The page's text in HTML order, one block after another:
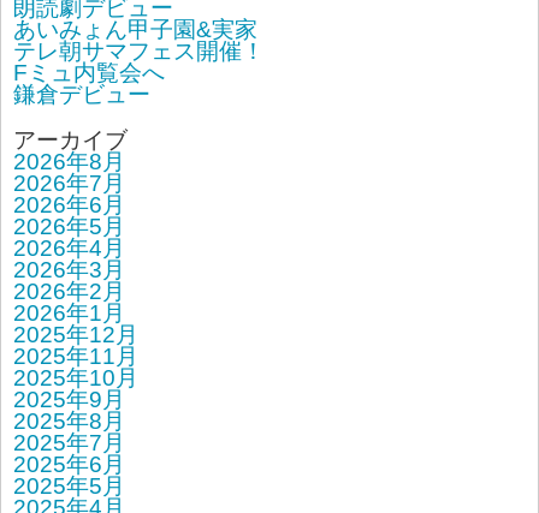
朗読劇デビュー
あいみょん甲子園&実家
テレ朝サマフェス開催！
Fミュ内覧会へ
鎌倉デビュー
アーカイブ
2026年8月
2026年7月
2026年6月
2026年5月
2026年4月
2026年3月
2026年2月
2026年1月
2025年12月
2025年11月
2025年10月
2025年9月
2025年8月
2025年7月
2025年6月
2025年5月